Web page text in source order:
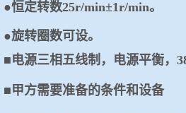
●恒定转数25r/min±1r/min。
●旋转圈数可设。
■电源三相五线制，电源平衡，
■甲方需要准备的条件和设备